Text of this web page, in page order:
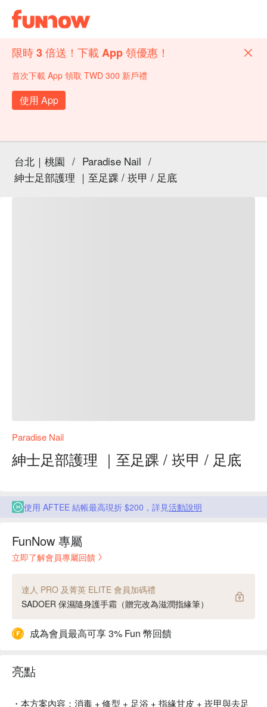
限時 3 倍送！下載 App 領優惠！
首次下載 App 領取 TWD 300 新戶禮
使用 App
台北｜桃園 / Paradise Nail /
紳士足部護理 ｜至足踝 / 崁甲 / 足底
Paradise Nail
紳士足部護理 ｜至足踝 / 崁甲 / 足底
使用 AFTEE 結帳最高現折 $200，詳見活動說明
FunNow 專屬
立即了解會員專屬回饋
達人 PRO 及菁英 ELITE 會員加碼禮
SADOER 保濕隨身護手霜（贈完改為滋潤指緣筆）
成為會員最高可享 3% Fun 幣回饋
亮點
・本方案內容：消毒 + 修型 + 足浴 + 指緣甘皮 + 崁甲與去足